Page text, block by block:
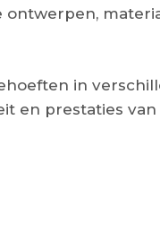
in
en prestaties van